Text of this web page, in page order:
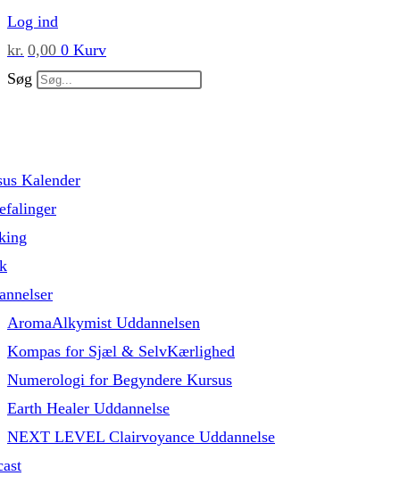
Skip
to
content
Log ind
kr. 0,00 0 Kurv
Søg
Kalender
AromaAlkymist Uddannelsen
Kompas for Sjæl & SelvKærlighed
Numerologi for Begyndere Kursus
Earth Healer Uddannelse
NEXT LEVEL Clairvoyance Uddannelse